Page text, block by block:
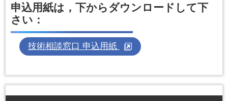
申込用紙は，下からダウンロードして下
さい：
技術相談窓口 申込用紙